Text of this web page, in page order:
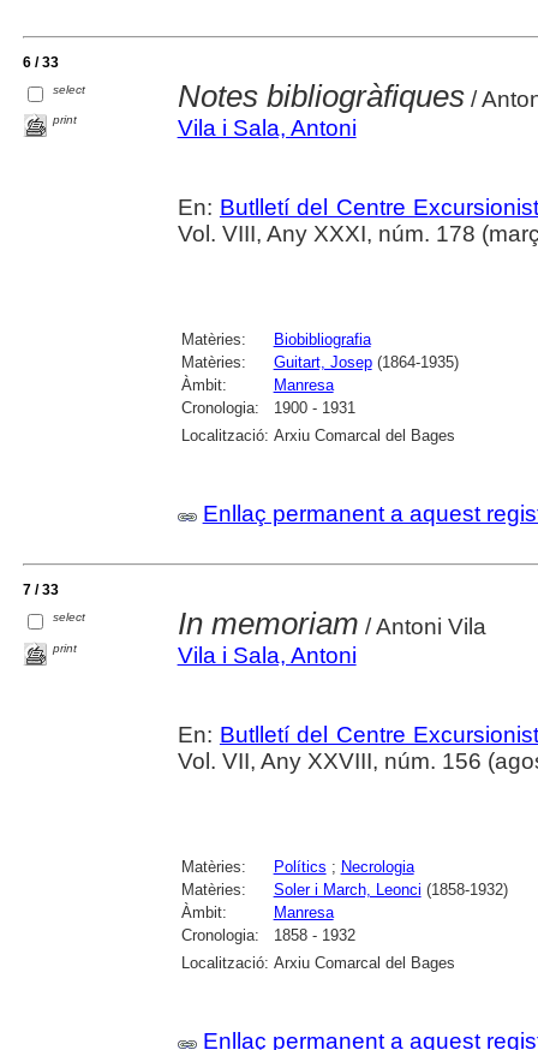
6 / 33
select
print
Notes bibliogràfiques/
Vila i Sala, Antoni
En: Butlletí del Centre
Vol. VIII, Any XXXI, núm. 178
Matèries:
Biobibliografia
Matèries:
Guitart, Josep(1864-1935)
Àmbit:
Manresa
Cronologia:
1900 - 1931
Localització: Arxiu Comarcal del Bages
Enllaç permanent a aquest
7 / 33
select
print
In memoriam / Antoni Vila
Vila i Sala, Antoni
En: Butlletí del Centre
Vol. VII, Any XXVIII, núm. 156
Matèries: Polítics ; Necrologia
Matèries:
Soler i March, Leonci (1858-1932)
Àmbit:
Manresa
Cronologia:
1858 - 1932
Localització: Arxiu Comarcal del Bages
Enllaç permanent a aquest